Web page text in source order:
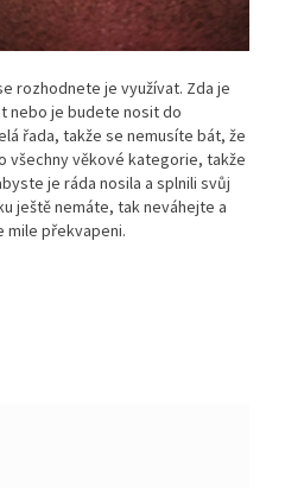
rozhodnete je využívat. Zda je
nebo je budete nosit do
řada, takže se nemusíte bát, že
všechny věkové kategorie, takže
je ráda nosila a splnili svůj
ještě nemáte, tak neváhejte a
mile překvapeni.